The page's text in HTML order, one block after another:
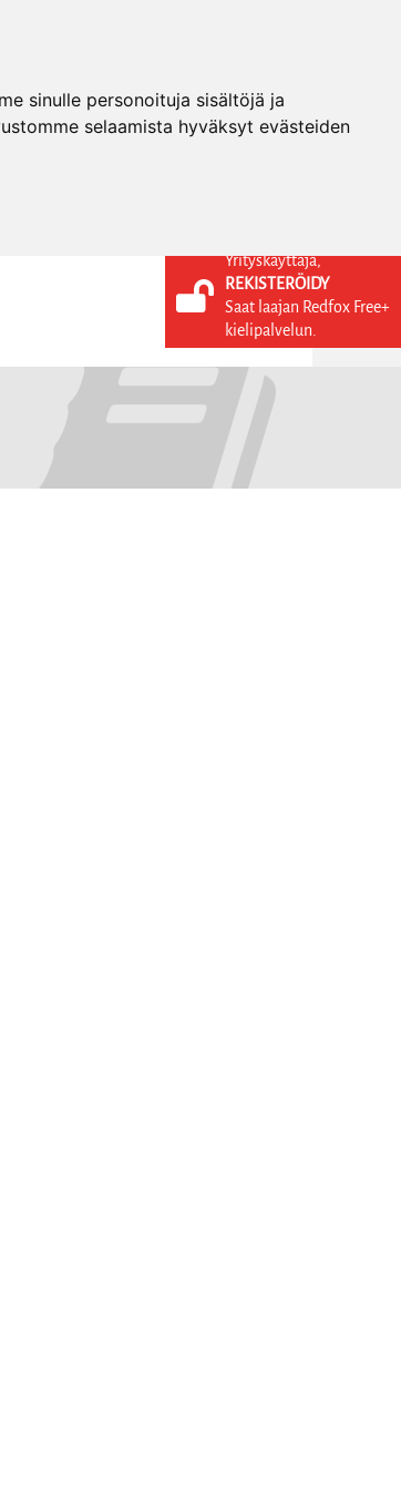
sinulle personoituja sisältöjä ja
selaamista hyväksyt evästeiden
KIRJAUDU SISÄÄN
REKISTERÖIDY
Yrityskäyttäjä,
REKISTERÖIDY
Saat laajan Redfox Free+
kielipalvelun.